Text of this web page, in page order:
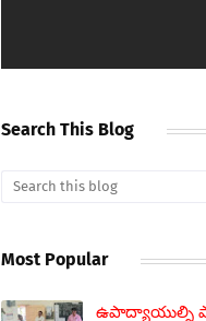
Search This Blog
Most Popular
ఉపాద్యాయుల్ని